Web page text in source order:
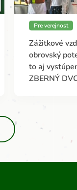
Pre verejnosť
Zážitkové
obrovský
to aj
ZBERNÝ